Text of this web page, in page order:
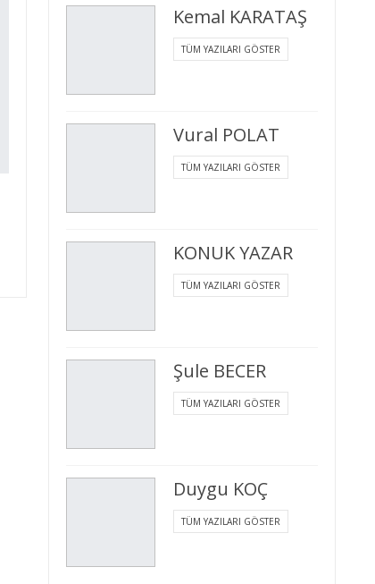
Kemal KARATAŞ
TÜM YAZILARI GÖSTER
Vural POLAT
TÜM YAZILARI GÖSTER
KONUK YAZAR
TÜM YAZILARI GÖSTER
Şule BECER
TÜM YAZILARI GÖSTER
Duygu KOÇ
TÜM YAZILARI GÖSTER